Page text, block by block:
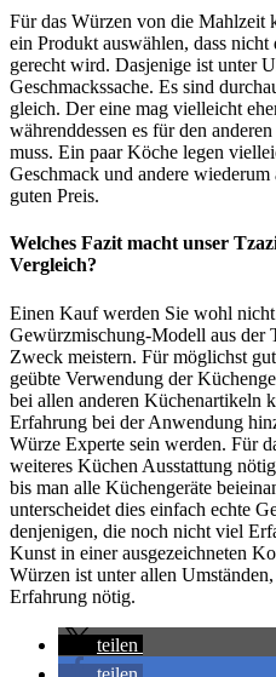
Für das Würzen von die Mahlzeit
ein Produkt auswählen, dass
gerecht wird. Dasjenige ist unter
Geschmackssache. Es sind
gleich. Der eine mag vielleicht
währenddessen es für den
muss. Ein paar Köche legen
Geschmack und andere wiederum
guten Preis.
Welches Fazit macht unser
Vergleich?
Einen Kauf werden Sie wohl
Gewürzmischung-Modell aus der
Zweck meistern. Für möglichst
geübte Verwendung der
bei allen anderen Küchenartikeln
Erfahrung bei der Anwendung
Würze Experte sein werden. Für
weiteres Küchen Ausstattung
bis man alle Küchengeräte
unterscheidet dies einfach echte
denjenigen, die noch nicht viel
Kunst in einer ausgezeichneten
Würzen ist unter allen
Erfahrung nötig.
teilen